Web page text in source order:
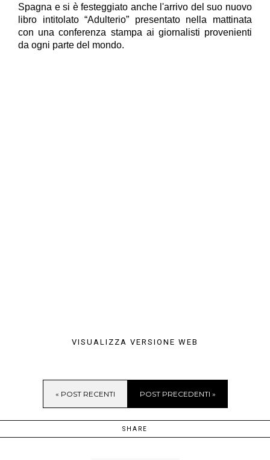
Spagna e si è festeggiato anche l'arrivo del suo nuovo
libro intitolato “Adulterio” presentato nella mattinata
con una conferenza stampa ai giornalisti provenienti
da ogni parte del mondo.
VISUALIZZA VERSIONE WEB
« POST RECENTI POST PRECEDENTI »
SHARE